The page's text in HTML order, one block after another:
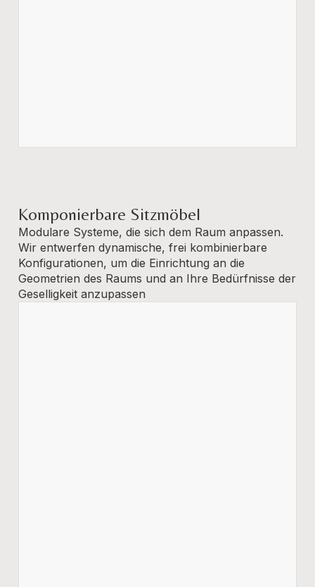
Komponierbare Sitzmöbel
Modulare Systeme, die sich dem Raum anpassen.
Wir entwerfen dynamische, frei kombinierbare
Konfigurationen, um die Einrichtung an die
Geometrien des Raums und an Ihre Bedürfnisse der
Geselligkeit anzupassen